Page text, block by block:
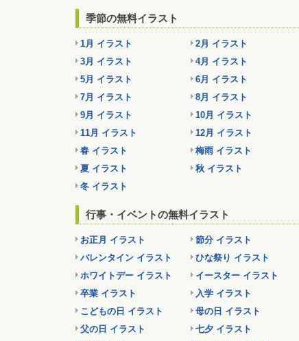
季節の無料イラスト
1月 イラスト
2月 イラスト
3月 イラスト
4月 イラスト
5月 イラスト
6月 イラスト
7月 イラスト
8月 イラスト
9月 イラスト
10月 イラスト
11月 イラスト
12月 イラスト
春 イラスト
梅雨 イラスト
夏 イラスト
秋 イラスト
冬 イラスト
行事・イベントの無料イラスト
お正月 イラスト
節分 イラスト
バレンタイン イラスト
ひな祭り イラスト
ホワイトデー イラスト
イースター イラスト
卒業 イラスト
入学 イラスト
こどもの日 イラスト
母の日 イラスト
父の日 イラスト
七夕 イラスト